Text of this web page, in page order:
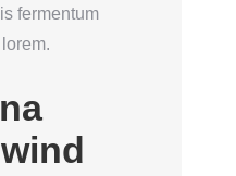
fermentum